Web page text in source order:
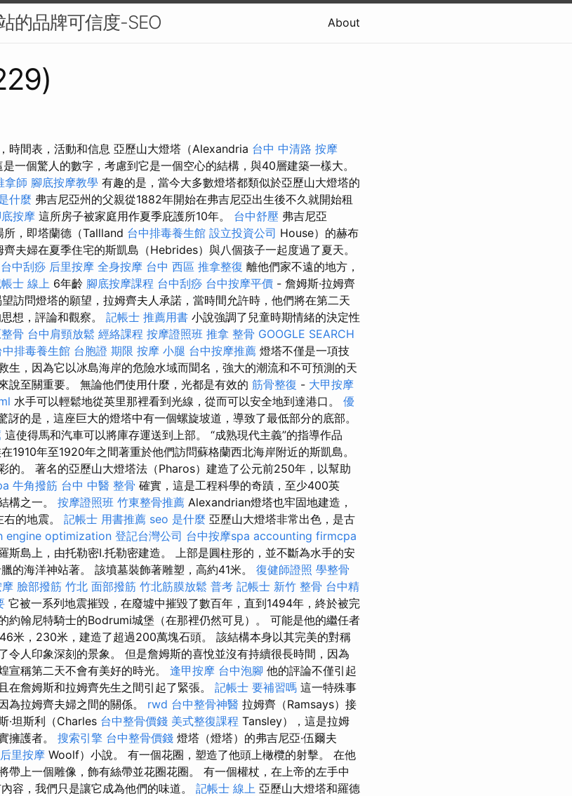
的品牌可信度-SEO About
時間表，活動和信息 亞歷山大燈塔（Alexandria 台中 中清路 按摩
一個驚人的數字，考慮到它是一個空心的結構，與40層建築一樣大。
拿師 腳底按摩教學 有趣的是，當今大多數燈塔都類似於亞歷山大燈塔的
什麼 弗吉尼亞州的父親從1882年開始在弗吉尼亞出生後不久就開始租
按摩 這所房子被家庭用作夏季庇護所10年。 台中舒壓 弗吉尼亞
所，即塔蘭德（Tallland 台中排毒養生館 設立投資公司 House）的赫布
夫婦在夏季住宅的斯凱島（Hebrides）與八個孩子一起度過了夏天。
台中刮痧 后里按摩 全身按摩 台中 西區 推拿整復 離他們家不遠的地方，
士 線上 6年齡 腳底按摩課程 台中刮痧 台中按摩平價 - 詹姆斯·拉姆齊
訪問燈塔的願望，拉姆齊夫人承諾，當時間允許時，他們將在第二天
想，評論和觀察。 記帳士 推薦用書 小說強調了兒童時期情緒的決定性
骨 台中肩頸放鬆 經絡課程 按摩證照班 推拿 整骨 GOOGLE SEARCH
中排毒養生館 台胞證 期限 按摩 小腿 台中按摩推薦 燈塔不僅是一項技
生，因為它以冰島海岸的危險水域而聞名，強大的潮流和不可預測的天
說至關重要。 無論他們使用什麼，光都是有效的 筋骨整復 - 大甲按摩
水手可以輕鬆地從英里那裡看到光線，從而可以安全地到達港口。 優
訝的是，這座巨大的燈塔中有一個螺旋坡道，導致了最低部分的底部。
這使得馬和汽車可以將庫存運送到上部。 “成熟現代主義”的指導作品
1910年至1920年之間著重於他們訪問蘇格蘭西北海岸附近的斯凱島。
的。 著名的亞歷山大燈塔法（Pharos）建造了公元前250年，以幫助
牛角撥筋 台中 中醫 整骨 確實，這是工程科學的奇蹟，至少400英
構之一。 按摩證照班 竹東整骨推薦 Alexandrian燈塔也牢固地建造，
的地震。 記帳士 用書推薦 seo 是什麼 亞歷山大燈塔非常出色，是古
engine optimization 登記台灣公司 台中按摩spa accounting firmcpa
斯島上，由托勒密I.托勒密建造。 上部是圓柱形的，並不斷為水手的安
的海洋神站著。 該墳墓裝飾著雕塑，高約41米。 復健師證照 學整骨
摩 臉部撥筋 竹北 面部撥筋 竹北筋膜放鬆 普考 記帳士 新竹 整骨 台中精
它被一系列地震摧毀，在廢墟中摧毀了數百年，直到1494年，終於被完
約翰尼特騎士的Bodrumi城堡（在那裡仍然可見）。 可能是他的繼任者
米，230米，建造了超過200萬塊石頭。 該結構本身以其完美的對稱
令人印象深刻的景象。 但是詹姆斯的喜悅並沒有持續很長時間，因為
宣稱第二天不會有美好的時光。 逢甲按摩 台中泡腳 他的評論不僅引起
在詹姆斯和拉姆齊先生之間引起了緊張。 記帳士 要補習嗎 這一特殊事
為拉姆齊夫婦之間的關係。 rwd 台中整骨神醫 拉姆齊（Ramsays）接
·坦斯利（Charles 台中整骨價錢 美式整復課程 Tansley），這是拉姆
擁護者。 搜索引擎 台中整骨價錢 燈塔（燈塔）的弗吉尼亞·伍爾夫
后里按摩 Woolf）小說。 有一個花圈，塑造了他頭上橄欖的射擊。 在他
帶上一個雕像，飾有絲帶並花圈花圈。 有一個權杖，在上帝的左手中
容，我們只是讓它成為他們的味道。 記帳士 線上 亞歷山大燈塔和羅德